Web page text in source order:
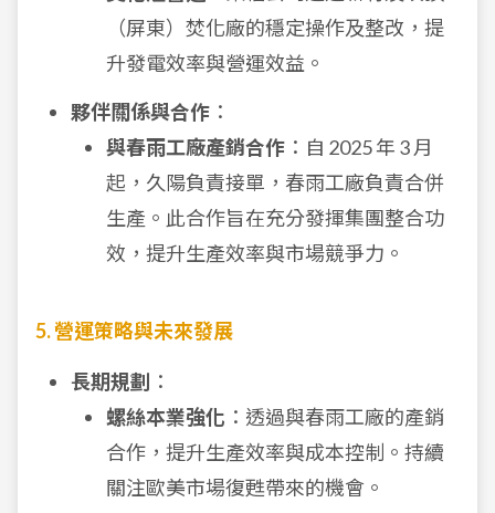
（屏東）焚化廠的穩定操作及整改，提
升發電效率與營運效益。
夥伴關係與合作 ：
與春雨工廠產銷合作 ：自 2025 年 3 月
起，久陽負責接單，春雨工廠負責合併
生產。此合作旨在充分發揮集團整合功
效，提升生產效率與市場競爭力。
5. 營運策略與未來發展
長期規劃 ：
螺絲本業強化 ：透過與春雨工廠的產銷
合作，提升生產效率與成本控制。持續
關注歐美市場復甦帶來的機會。